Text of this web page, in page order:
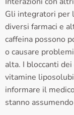
Gli integratori per
diversi farmaci e
caffeina possono
o causare
alta. I bloccanti
vitamine
informare il
stanno